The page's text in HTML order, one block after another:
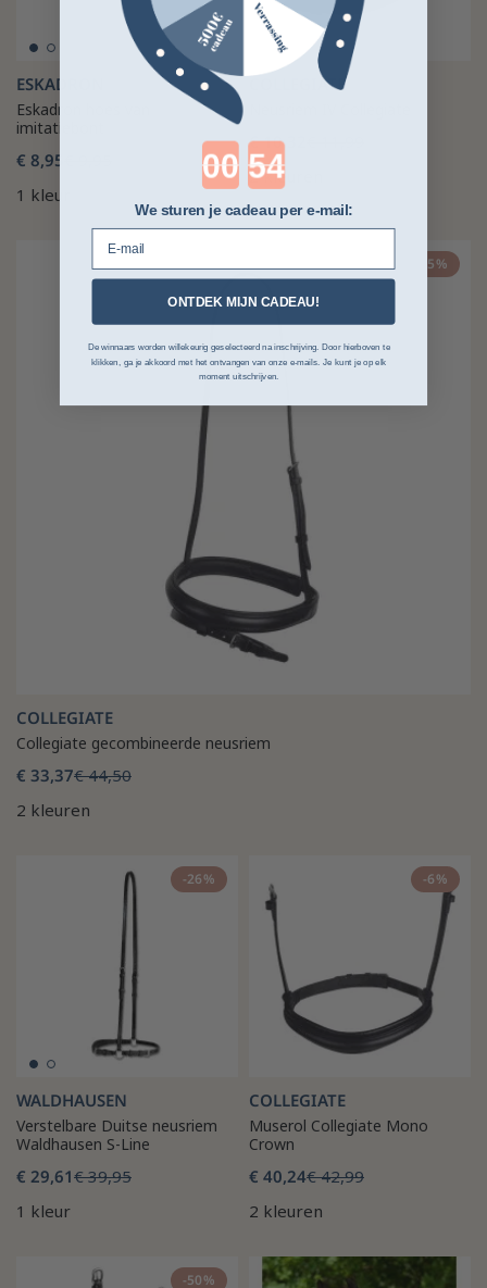
ESKADRON
Eskadron hoes van
imitatiebont
€ 8,95
1 kleur
COLLEGIATE
€ 10,32
2 kleuren
-25%
COLLEGIATE
Collegiate gecombineerde neusriem
€ 33,37€ 44,50
2 kleuren
-26%
WALDHAUSEN
Verstelbare Duitse neusriem
Waldhausen S-Line
€ 29,61€ 39,95
1 kleur
-6%
COLLEGIATE
Muserol Collegiate Mono
Crown
€ 40,24€ 42,99
2 kleuren
-50%
Countdown ends in:
We sturen je cadeau per e-mail:
ONTDEK MIJN CADEAU!
De winnaars worden willekeurig geselecteerd na inschrijving. Door hierboven te
klikken, ga je akkoord met het ontvangen van onze e-mails. Je kunt je op elk
moment uitschrijven.